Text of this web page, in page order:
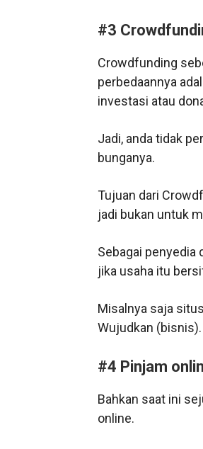
#3
Crowdfunding
perbedaannya
investasi atau
Jadi, anda tidak
bunganya.
Tujuan dari
jadi bukan untuk
Sebagai penyedia
jika usaha itu
Misalnya saja
Wujudkan (bisnis).
#4 Pinjam
Bahkan saat ini
online.